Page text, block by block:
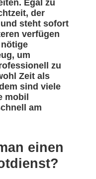
Egal zu
der
steht sofort
verfügen
um
zu
Zeit als
sind viele
mobil
am
einen